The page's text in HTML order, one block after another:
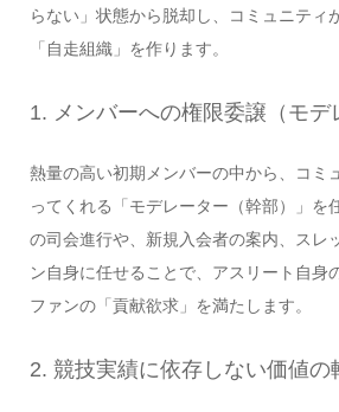
らない」状態から脱却し、コミュニティ
「自走組織」を作ります。
1. メンバーへの権限委譲（モデ
熱量の高い初期メンバーの中から、コミ
ってくれる「モデレーター（幹部）」を
の司会進行や、新規入会者の案内、スレ
ン自身に任せることで、アスリート自身
ファンの「貢献欲求」を満たします。
2. 競技実績に依存しない価値の